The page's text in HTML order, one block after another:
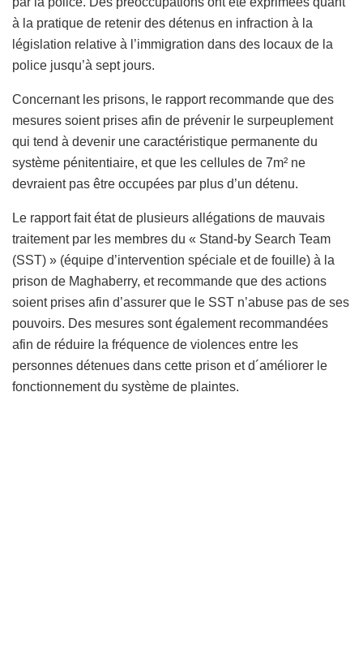
à la pratique de retenir des détenus en infraction à la
législation relative à l’immigration dans des locaux de la
police jusqu’à sept jours.
Concernant les prisons, le rapport recommande que des
mesures soient prises afin de prévenir le surpeuplement
qui tend à devenir une caractéristique permanente du
système pénitentiaire, et que les cellules de 7m² ne
devraient pas être occupées par plus d’un détenu.
Le rapport fait état de plusieurs allégations de mauvais
traitement par les membres du « Stand-by Search Team
(SST) » (équipe d’intervention spéciale et de fouille) à la
prison de Maghaberry, et recommande que des actions
soient prises afin d’assurer que le SST n’abuse pas de ses
pouvoirs. Des mesures sont également recommandées
afin de réduire la fréquence de violences entre les
personnes détenues dans cette prison et d´améliorer le
fonctionnement du système de plaintes.